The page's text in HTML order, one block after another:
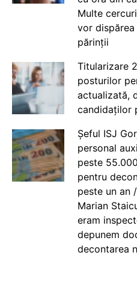
Multe
vor dispărea
părinții
Titularizare
posturilor
actualizată,
candidaților
Șeful ISJ
personal
peste
pentru
peste un an
Marian
eram
depunem
decontarea